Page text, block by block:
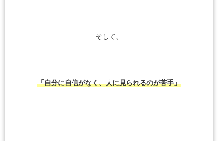
そして、
「自分に自信がなく、人に見られるのが苦手」